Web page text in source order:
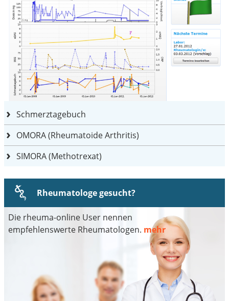
Schmerztagebuch
OMORA (Rheumatoide Arthritis)
SIMORA (Methotrexat)
Rheumatologe gesucht?
Die rheuma-online User nennen
empfehlenswerte Rheumatologen. mehr